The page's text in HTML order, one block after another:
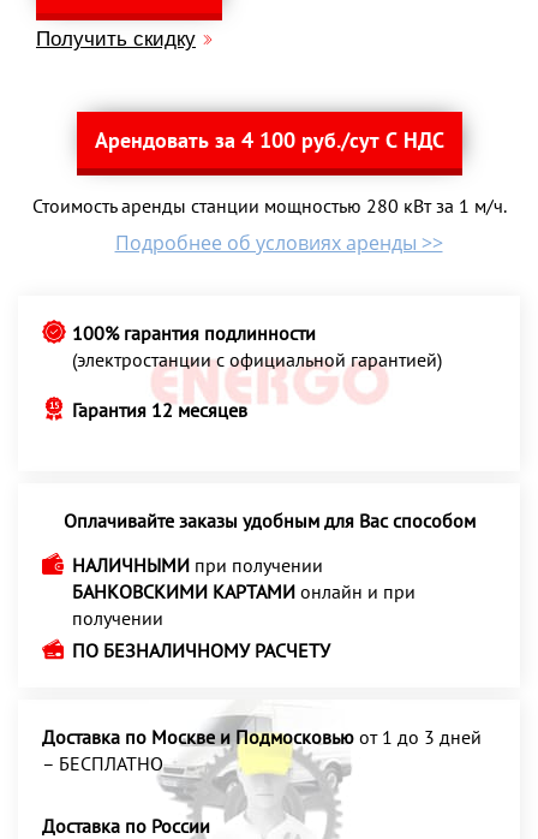
Получить скидку
Арендовать за 4 100 руб./сут С НДС
Стоимость аренды станции мощностью 280 кВт за 1 м/ч.
Подробнее об условиях аренды >>
100% гарантия подлинности
(электростанции с официальной гарантией)
Гарантия 12 месяцев
Оплачивайте заказы удобным для Вас способом
НАЛИЧНЫМИ при получении
БАНКОВСКИМИ КАРТАМИ онлайн и при
получении
ПО БЕЗНАЛИЧНОМУ РАСЧЕТУ
Доставка по Москве и Подмосковью от 1 до 3 дней
– БЕСПЛАТНО
Доставка по России